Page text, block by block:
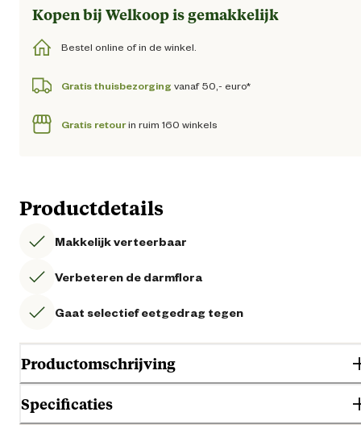
Kopen bij Welkoop is gemakkelijk
Bestel online of in de winkel.
Gratis thuisbezorging vanaf 50,- euro*
Gratis retourin ruim 160 winkels
Productdetails
Makkelijk verteerbaar
Verbeteren de darmflora
Gaat selectief eetgedrag tegen
Productomschrijving
Specificaties